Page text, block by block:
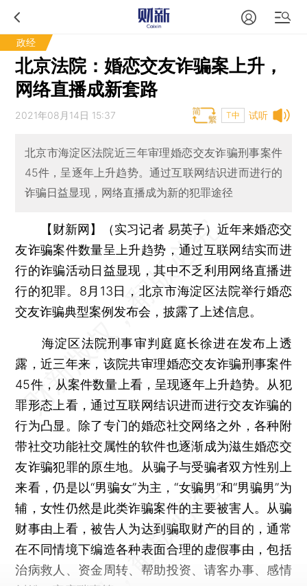
政经
北京法院：婚恋交友诈骗案上升，
网络直播成新套路
试听
2021年08月14日 15:37 T中
北京市海淀区法院近三年审理婚恋交友诈骗刑事案件
45件，呈逐年上升趋势。通过互联网结识进而进行的
诈骗日益显现，网络直播成为新的犯罪途径
【财新网】（实习记者 易英子）近年来婚恋交
友诈骗案件数量呈上升趋势，通过互联网结实而进
行的诈骗活动日益显现，其中不乏利用网络直播进
行的犯罪。8月13日，北京市海淀区法院举行婚恋
交友诈骗典型案例发布会，披露了上述信息。
海淀区法院刑事审判庭庭长徐进在发布上透
露，近三年来，该院共审理婚恋交友诈骗刑事案件
45件，从案件数量上看，呈现逐年上升趋势。从犯
罪形态上看，通过互联网结识进而进行交友诈骗的
行为凸显。除了专门的婚恋社交网络之外，各种附
带社交功能社交属性的软件也逐渐成为滋生婚恋交
友诈骗犯罪的原生地。从骗子与受骗者双方性别上
来看，仍是以“男骗女”为主，“女骗男”和“男骗男”为
辅，女性仍然是此类诈骗案件的主要被害人。从骗
财事由上看，被告人为达到骗取财产的目的，通常
在不同情境下编造各种表面合理的虚假事由，包括
治病救人、资金周转、帮助投资、请客办事、感情